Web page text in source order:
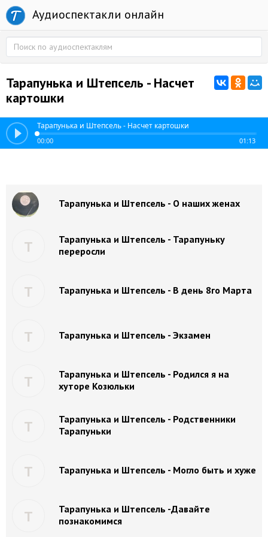
Аудиоспектакли онлайн
Тарапунька и Штепсель - Насчет
картошки
Тарапунька и Штепсель - Насчет картошки
00:00 01:13
Тарапунька и Штепсель - О наших женах
Т
Тарапунька и Штепсель - Тарапуньку
переросли
Т Тарапунька и Штепсель - В день 8го Марта
Т Тарапунька и Штепсель - Экзамен
Т
Тарапунька и Штепсель - Родился я на
хуторе Козюльки
Т
Тарапунька и Штепсель - Родственники
Тарапуньки
Т Тарапунька и Штепсель - Могло быть и хуже
Т
Тарапунька и Штепсель -Давайте
познакомимся